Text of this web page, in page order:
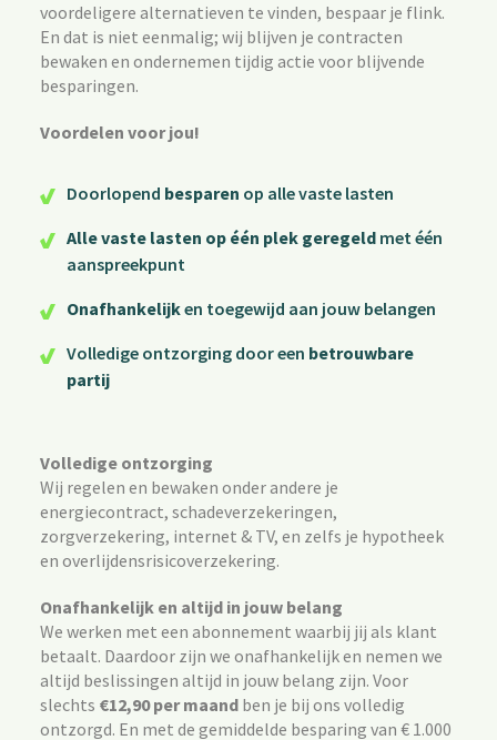
voordeligere alternatieven te vinden, bespaar je flink.
En dat is niet eenmalig; wij blijven je contracten
bewaken en ondernemen tijdig actie voor blijvende
besparingen.
Voordelen voor jou!
Doorlopend besparen op alle vaste lasten
Alle vaste lasten op één plek geregeld met één
aanspreekpunt
Onafhankelijken toegewijd aan jouw belangen
Volledige ontzorging door een betrouwbare
partij
Volledige ontzorging
Wij regelen en bewaken onder andere je
energiecontract, schadeverzekeringen,
zorgverzekering, internet & TV, en zelfs je hypotheek
en overlijdensrisicoverzekering.
Onafhankelijk en altijd in jouw belang
We werken met een abonnement waarbij jij als klant
betaalt. Daardoor zijn we onafhankelijk en nemen we
altijd beslissingen altijd in jouw belang zijn. Voor
slechts €12,90 per maandben je bij ons volledig
ontzorgd. En met de gemiddelde besparing van € 1.000